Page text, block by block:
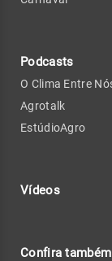
Podcasts
O Clima Entre
Agrotalk
EstúdioAgro
Vídeos
Confira também